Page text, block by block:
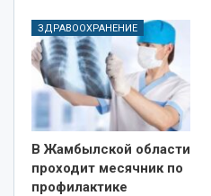
ЗДРАВООХРАНЕНИЕ
В Жамбылской области
проходит месячник по
профилактике